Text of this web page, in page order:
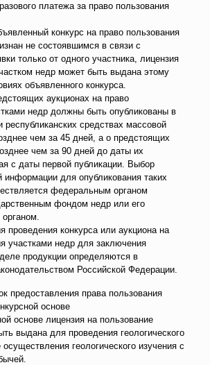
платежа за право пользования
конкурс на право пользования
не состоявшимся в связи с
только от одного участника, лицензия
недр может быть выдана этому
объявленного конкурса.
аукционах на право
недр должны быть опубликованы в
республиканских средствах массовой
чем за 45 дней, а о предстоящих
чем за 90 дней до даты их
с даты первой публикации. Выбор
информации для опубликования таких
федеральным органом
фондом недр или его
проведения конкурса или аукциона на
участками недр для заключения
продукции определяются в
Российской Федерации.
предоставления права пользования
основе
основе лицензия на пользование
выдана для проведения геологического
геологического изучения с